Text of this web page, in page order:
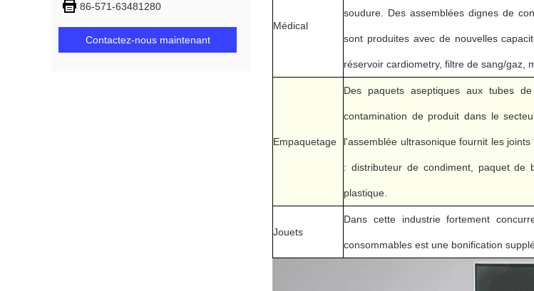
86-571-63481280
Contactez-nous maintenant
Médical
soudure. Des assemblées dignes de
sont produites avec de nouvelles
réservoir cardiometry, filtre de sang/gaz,
Empaquetage
Des paquets aseptiques aux tubes
contamination de produit dans le
l'assemblée ultrasonique fournit les
: distributeur de condiment, paquet
plastique.
Jouets
Dans cette industrie fortement
consommables est une bonification